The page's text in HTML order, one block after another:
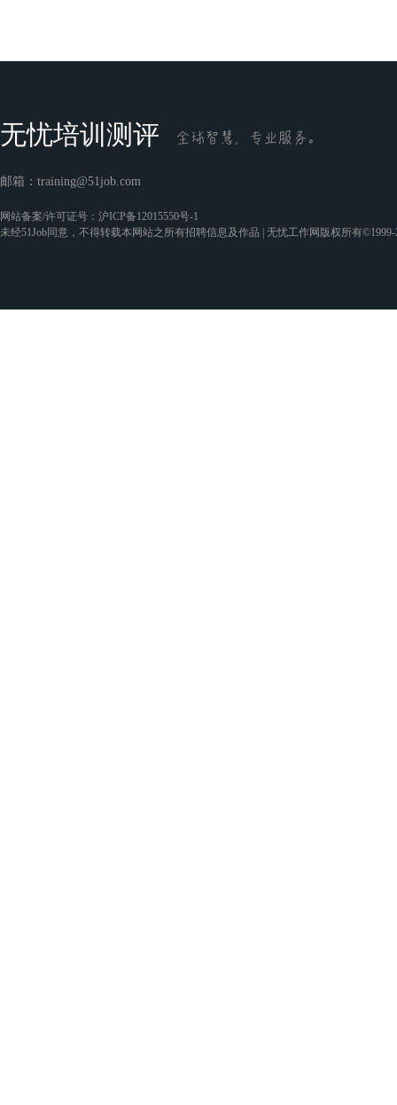
无忧培训测评
邮箱： training@51job.com
网站备案/许可证号： 沪ICP备12015550号-1
未经51Job同意，不得转载本网站之所有招聘信息及作品 | 无忧工作网版权所有©1999-